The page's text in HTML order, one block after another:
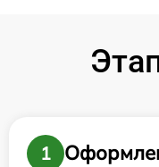
1